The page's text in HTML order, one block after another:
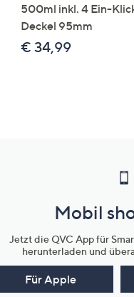
500ml inkl. 4 Ein-
Deckel 95mm
€ 34,99
Mobil
Jetzt die QVC App für
herunterladen und
Für Apple